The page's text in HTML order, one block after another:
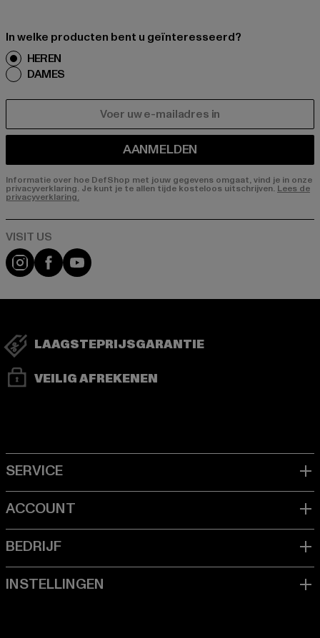
In welke producten bent u geïnteresseerd?
HEREN
DAMES
AANMELDEN
Informatie over hoe DefShop met jouw gegevens omgaat, vind je in onze
privacyverklaring. Je kunt je te allen tijde kosteloos uitschrijven. Lees de
privacyverklaring.
Visit our Instagram page:
Visit our Facebook page:
Visit our YouTube channel:
LAAGSTEPRIJSGARANTIE
VEILIG AFREKENEN